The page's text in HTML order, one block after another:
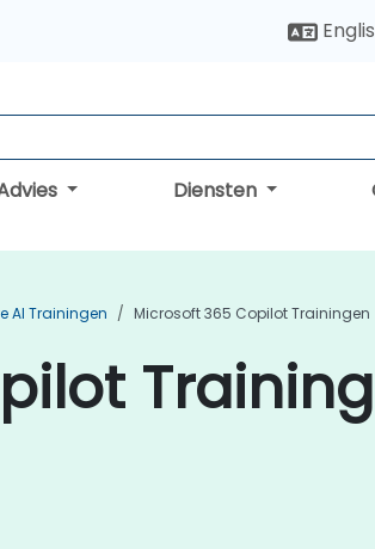
Diensten
AI Trainingen Microsoft 365 Copilot Trainingen